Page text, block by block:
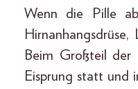
Wenn die Pille
Beim Großteil der
Eisprung statt und